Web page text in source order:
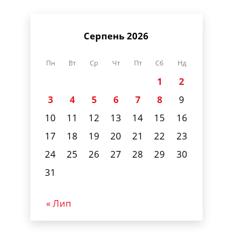
Серпень 2026
Пн Вт Ср Чт Пт Сб Нд
1
2
3
4 5 6 7 8
9
10
11 12 13 14 15
16
17
18 19 20 21 22
23
24
25 26 27 28 29
30
31
« Лип